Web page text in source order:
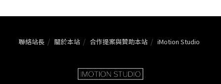
聯絡站長 關於本站 合作提案與贊助本站 iMotion Studio